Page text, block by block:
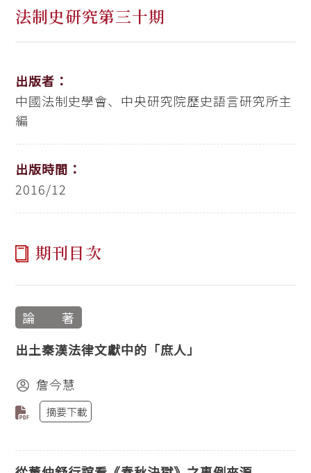
法制史研究第三十期
出版者：
中國法制史學會、中央研究院歷史語言研究所主
編
出版時間：
2016/12
期刊目次
論 著
出土秦漢法律文獻中的「庶人」
詹今慧
摘要下載